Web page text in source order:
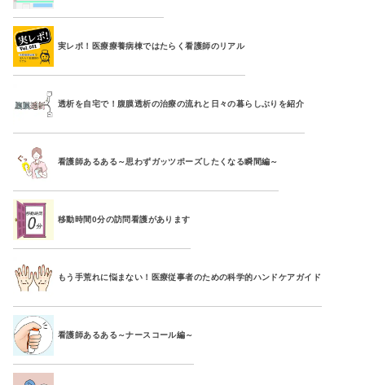
実レポ！医療療養病棟ではたらく看護師のリアル
透析を自宅で！腹膜透析の治療の流れと日々の暮らしぶりを紹介
看護師あるある～思わずガッツポーズしたくなる瞬間編～
移動時間0分の訪問看護があります
もう手荒れに悩まない！医療従事者のための科学的ハンドケアガイド
看護師あるある～ナースコール編～